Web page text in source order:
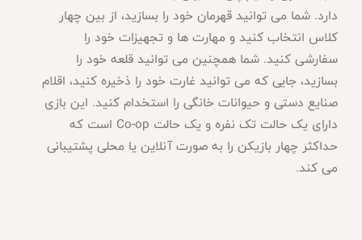
دارد. شما می توانید قهرمان خود را بسازید، از بین چهار
کلاس انتخاب کنید و مهارت ها و تجهیزات خود را
سفارشی کنید. شما همچنین می توانید قلعه خود را
بسازید، جایی که می توانید غارت خود را ذخیره کنید، اقلام
صنایع دستی و حیوانات خانگی را استخدام کنید. این بازی
دارای یک حالت تک نفره و یک حالت Co-op است که
حداکثر چهار بازیکن را به صورت آنلاین یا محلی پشتیبانی
می کند.